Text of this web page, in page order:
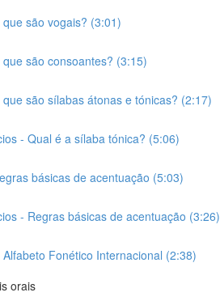
que são vogais? (3:01)
que são consoantes? (3:15)
que são sílabas átonas e tónicas? (2:17)
- Qual é a sílaba tónica? (5:06)
básicas de acentuação (5:03)
- Regras básicas de acentuação (3:26)
Alfabeto Fonético Internacional (2:38)
orais